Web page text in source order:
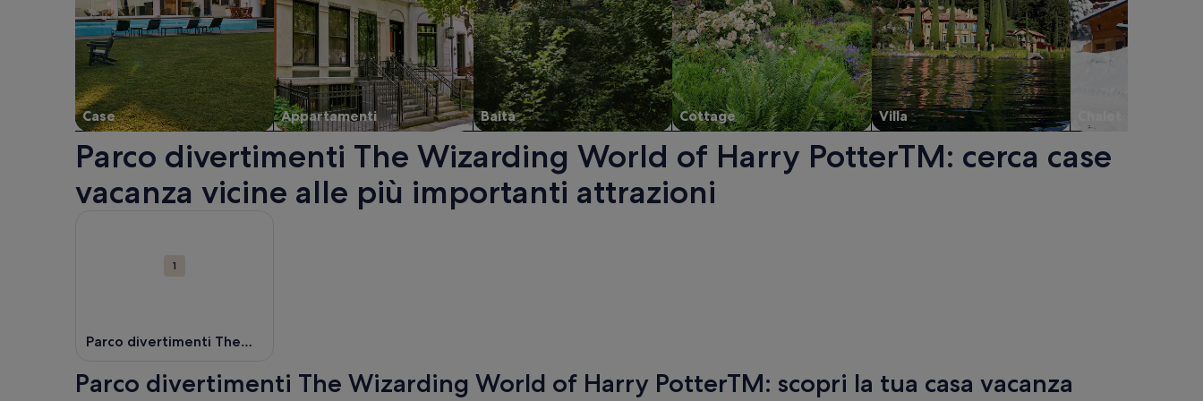
Case Appartamenti Baita Cottage Villa
Parco divertimenti The Wizarding World of Harry PotterTM: cerca case
vacanza vicine alle più importanti attrazioni
1
Parco divertimenti The
Potter™
Parco divertimenti The Wizarding World of Harry PotterTM: scopri la tua casa vacanza